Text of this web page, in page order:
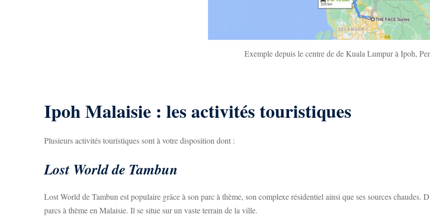
Exemple depuis le centre de de Kuala Lumpur à Ipoh,
Ipoh Malaisie : les activités touristiques
Plusieurs activités touristiques sont à votre disposition dont :
Lost World de Tambun
Lost World de Tambun est populaire grâce à son parc à thème, son complexe résidentiel ainsi que ses sources
parcs à thème en Malaisie. Il se situe sur un vaste terrain de la ville.